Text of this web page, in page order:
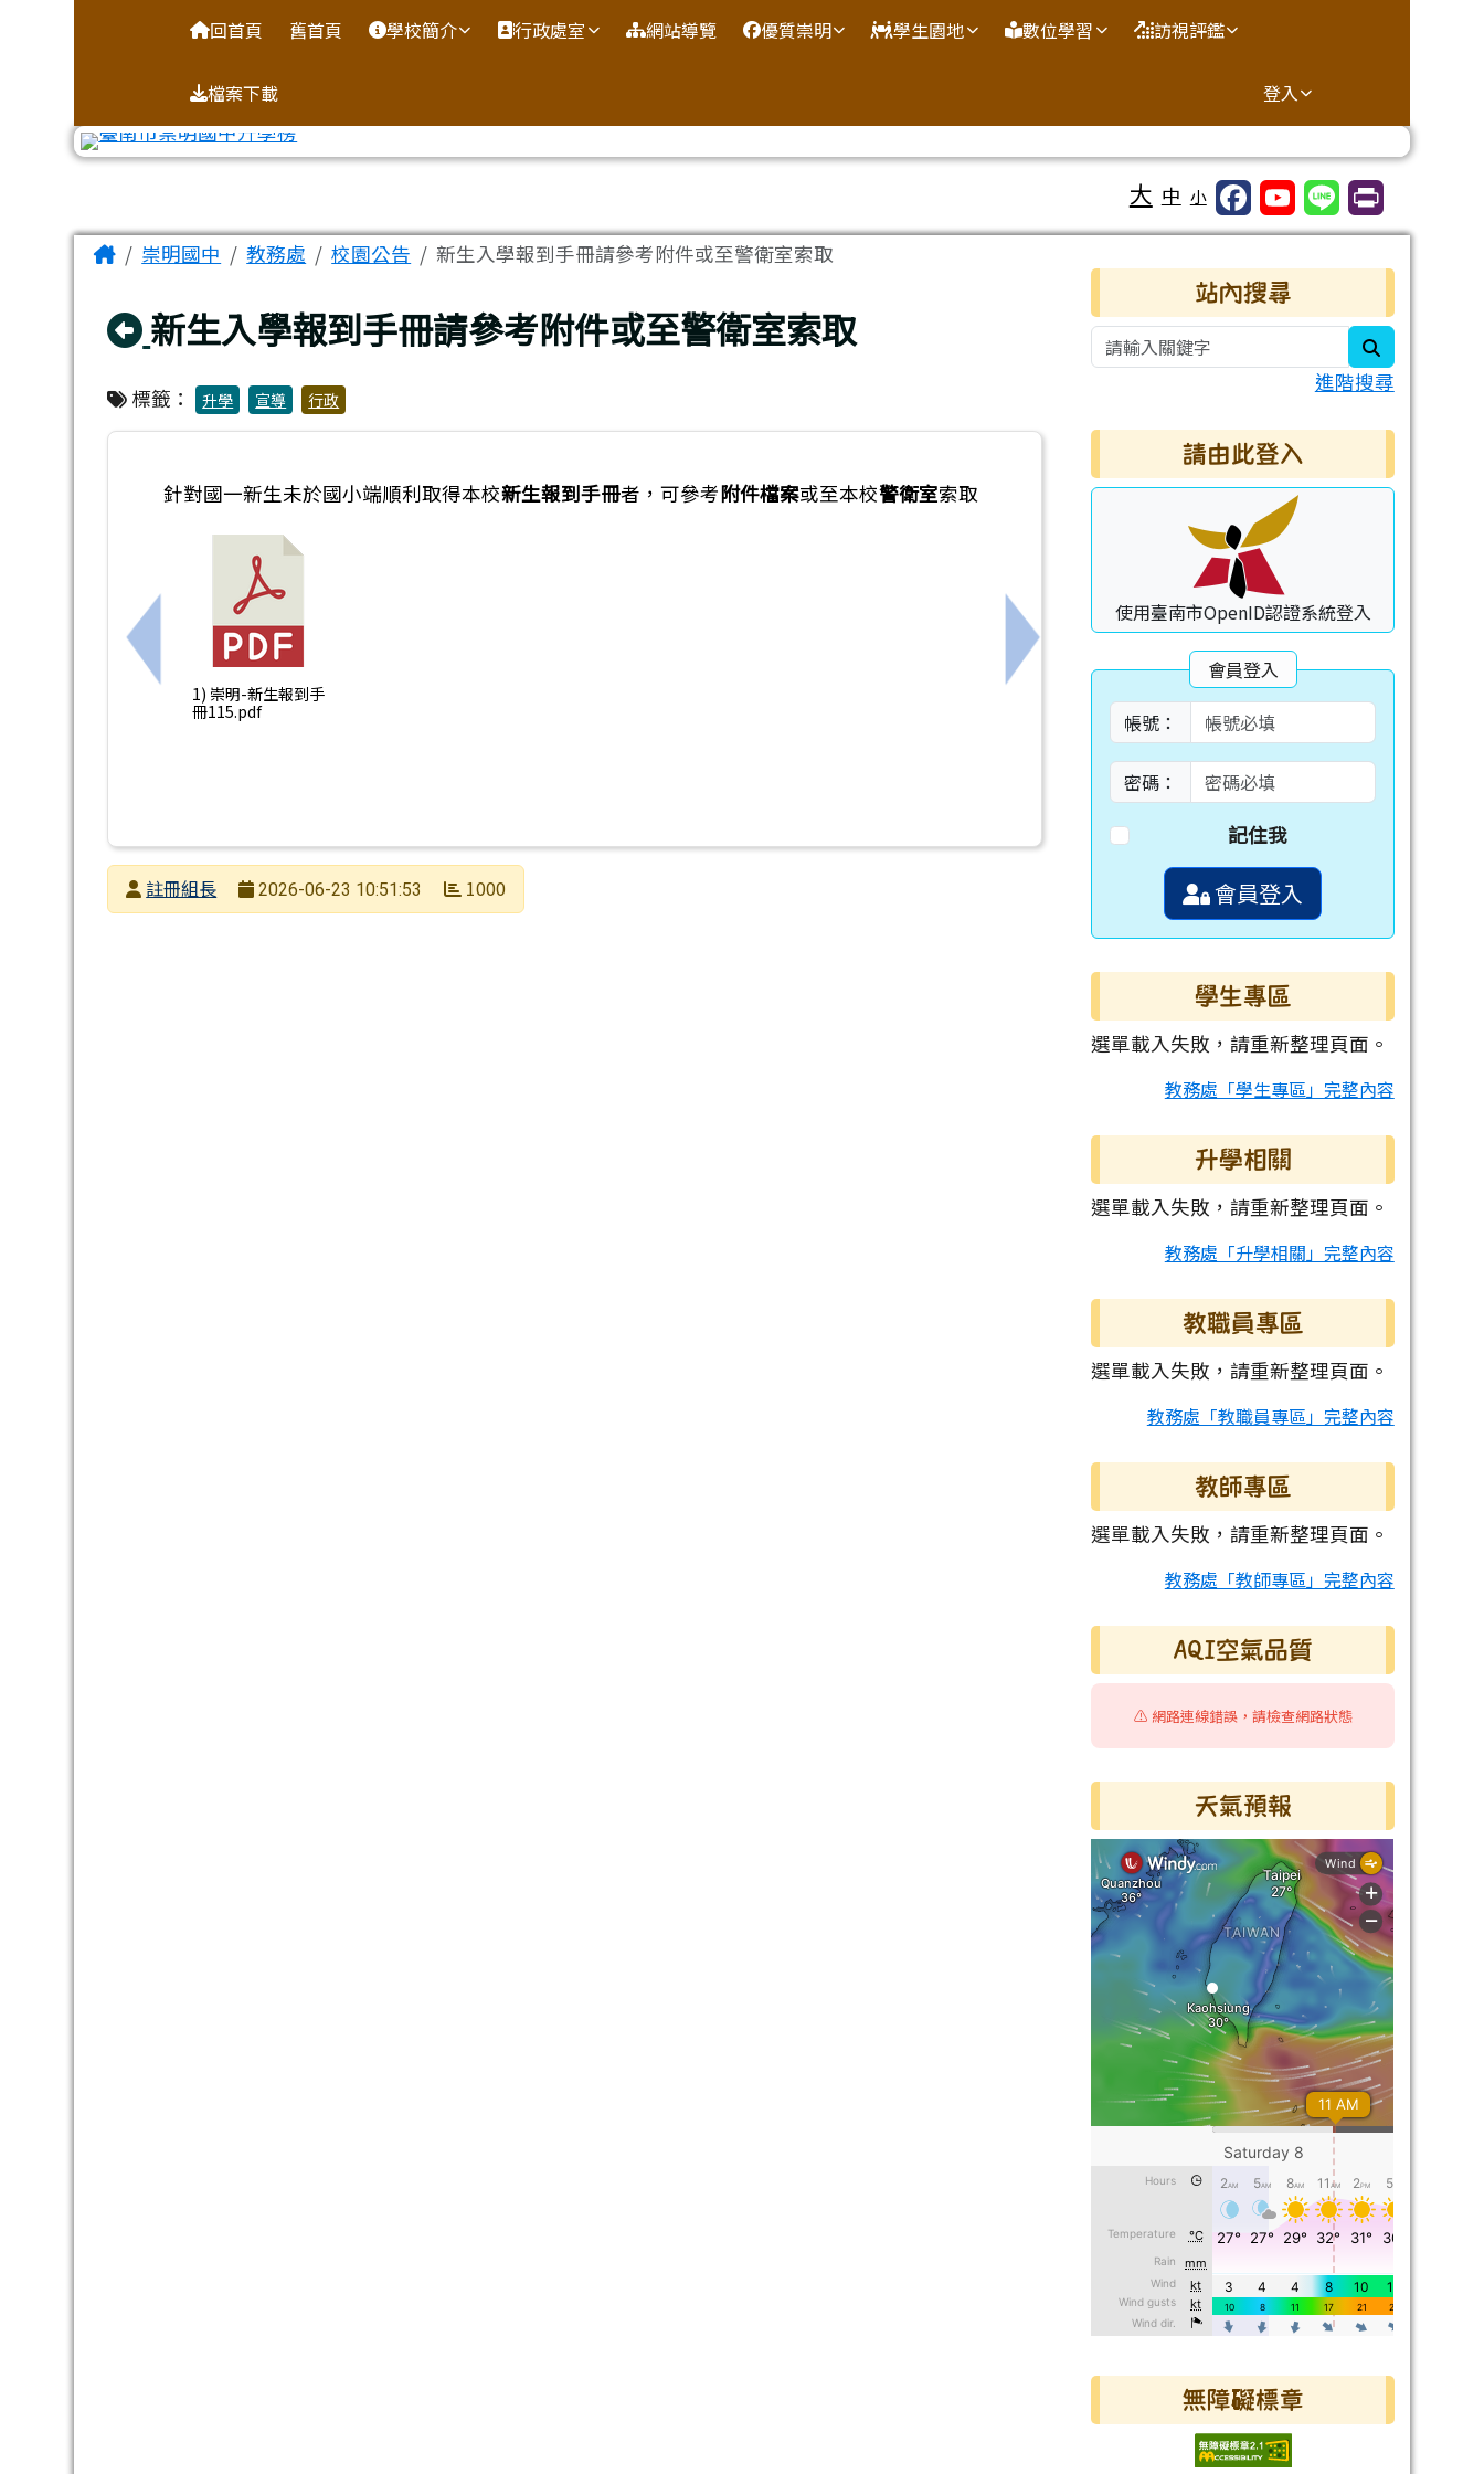
台南市崇明國中全球資訊網
回首頁 舊首頁 學校簡介 行政處室 網站導覽 優質崇明 學生園地 數位學習 訪視評鑑
檔案下載 登入
大 中 小
主內容區域
Home崇明國中 教務處 校園公告 新生入學報到手冊請參考附件或至警衛室索取
回上頁
新生入學報到手冊請參考附件或至警衛室索取
標籤： 升學 宣導 行政
上一筆：親子天下翻轉教育歡迎本校教師參考使用「期末暑假資源專區」及「挺教師優惠方案」
針對國一新生未於國小端順利取得本校新生報到手冊者，可參考附件檔案或至本校警衛室索取
1) 崇明-新生報到手
冊115.pdf
下一筆：轉知國立臺灣師範大學辦理「以速戰數決
發布者註冊組長
2026-06-23 10:51:53 1000
右邊區域內容
站內搜尋
進階搜尋
請由此登入
使用臺南市OpenID認證系統登入
會員登入
帳號：
密碼：
記住我
會員登入
學生專區
選單載入失敗，請重新整理頁面。
教務處「學生專區」完整內容
升學相關
選單載入失敗，請重新整理頁面。
教務處「升學相關」完整內容
教職員專區
選單載入失敗，請重新整理頁面。
教務處「教職員專區」完整內容
教師專區
選單載入失敗，請重新整理頁面。
教務處「教師專區」完整內容
AQI空氣品質
⚠️ 網路連線錯誤，請檢查網路狀態
天氣預報
無障礙標章
頁尾區域